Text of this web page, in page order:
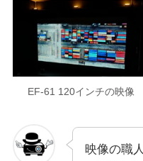
EF-61 120インチの映像
映像の職